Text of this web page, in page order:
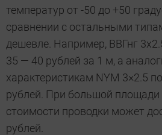
температур от -50 до +50
сравнении с остальными
дешевле. Например, ВВГнг
35 — 40 рублей за 1 м, а
характеристикам NYM 3×2.5
рублей. При большой площади
стоимости проводки может
рублей.